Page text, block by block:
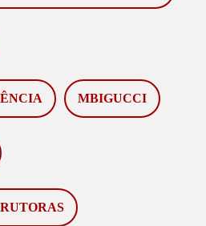
MBIGUCCI